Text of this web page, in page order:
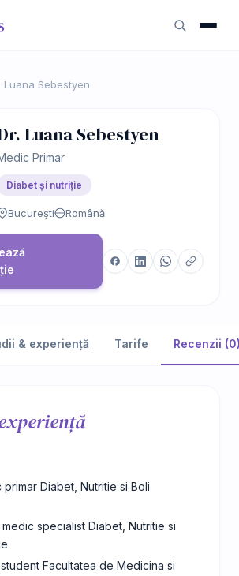
Luana Sebestyen
Luana Sebestyen
Primar
Diabet și nutriție
București Română
& experiență Tarife Recenzii
primar Diabet, Nutritie si Boli
specialist Diabet, Nutritie si
Facultatea de Medicina si